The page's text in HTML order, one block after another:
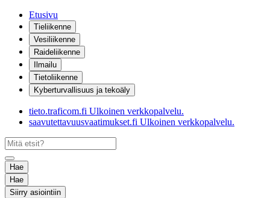
Etusivu
Tieliikenne
Vesiliikenne
Raideliikenne
Ilmailu
Tietoliikenne
Kyberturvallisuus ja tekoäly
tieto.traficom.fi Ulkoinen verkkopalvelu.
saavutettavuusvaatimukset.fi Ulkoinen verkkopalvelu.
Hae
Hae
Siirry asiointiin